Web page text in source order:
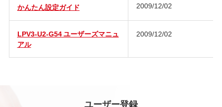
かんたん設定ガイド 2009/12/02
LPV3-U2-G54 ユーザーズマニュ
アル
2009/12/02
ユーザー登録